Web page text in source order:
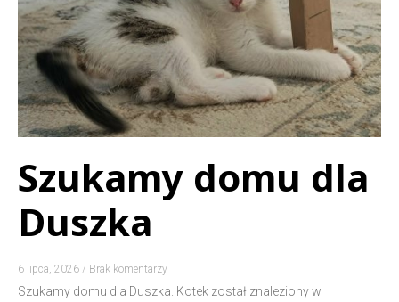
Szukamy domu dla
Duszka
6 lipca, 2026 Brak komentarzy
Szukamy domu dla Duszka. Kotek został znaleziony w